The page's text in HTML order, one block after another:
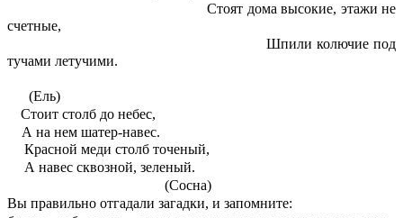
Стоят дома высокие, этажи не
счетные,
Шпили колючие под
тучами летучими.
(Ель)
Стоит столб до небес,
А на нем шатер-навес.
Красной меди столб точеный,
А навес сквозной, зеленый.
(Сосна)
Вы правильно отгадали загадки, и запомните: